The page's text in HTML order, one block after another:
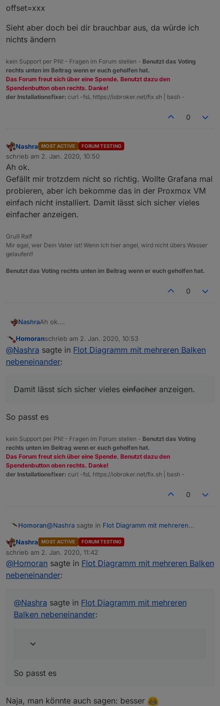
offset=xxx
Sieht aber doch bei dir brauchbar aus, da würde ich
nichts ändern
kein Support per PN! - Fragen im Forum stellen - Benutzt das Voting
rechts unten im Beitrag wenn er euch geholfen hat.
Das Forum freut sich über eine Spende. Benutzt dazu den
Spendenbutton oben rechts. Danke!
der Installationsfixer: curl -fsL https://iobroker.net/fix.sh | bash -
0
Offline
Nashra MOST ACTIVE FORUM TESTING
schrieb am 2. Jan. 2020, 10:50
zuletzt editiert von
Ah ok.
Gefällt mir trotzdem nicht so richtig. Wollte Grafana mal
probieren, aber ich bekomme das in der Proxmox VM
einfach nicht installiert. Damit lässt sich sicher vieles
einfacher anzeigen.
Gruß Ralf
Mir egal, wer Dein Vater ist! Wenn ich hier angel, wird nicht übers Wasser
gelaufen!!
Benutzt das Voting rechts unten im Beitrag wenn er euch geholfen hat.
0
NashraAh ok.
probieren, aber ich bekomme das in der Proxmox VM
einfach nicht installiert. Damit lässt sich sicher vieles
einfacher anzeigen.
Nicht stören
Homoranschrieb am 2. Jan. 2020, 10:53
zuletzt editiert von
@Nashra sagte in Flot Diagramm mit mehreren Balken
nebeneinander:
Damit lässt sich sicher vieles einfacher anzeigen.
So passt es
kein Support per PN! - Fragen im Forum stellen - Benutzt das Voting
rechts unten im Beitrag wenn er euch geholfen hat.
Das Forum freut sich über eine Spende. Benutzt dazu den
Spendenbutton oben rechts. Danke!
der Installationsfixer: curl -fsL https://iobroker.net/fix.sh | bash -
0
Homoran@Nashra sagte in Flot Diagramm mit mehreren
Damit lässt sich sicher vieles
anzeigen.
So passt es
Offline
Nashra MOST ACTIVE FORUM TESTING
schrieb am 2. Jan. 2020, 11:42
zuletzt editiert von
@Homoran sagte in Flot Diagramm mit mehreren Balken
nebeneinander:
@Nashra sagte in Flot Diagramm mit mehreren
Balken nebeneinander:
So passt es
Naja, man könnte auch sagen: besser